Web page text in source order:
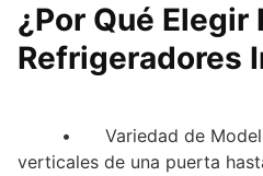
¿Por Qué Elegir
Refrigeradores
•
Variedad de
verticales de una puerta